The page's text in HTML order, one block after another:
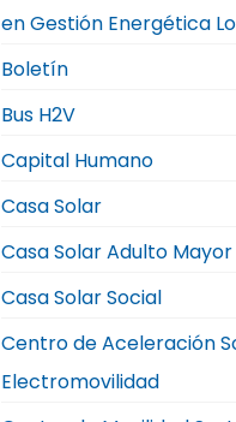
en Gestión Energética
Boletín
Bus H2V
Capital Humano
Casa Solar
Casa Solar Adulto Mayor
Casa Solar Social
Centro de Aceleración
Electromovilidad